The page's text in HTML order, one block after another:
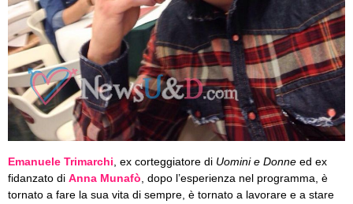
Emanuele Trimarchi , ex corteggiatore di Uomini e Donne ed ex
fidanzato di Anna Munafò , dopo l’esperienza nel programma, è
tornato a fare la sua vita di sempre, è tornato a lavorare e a stare